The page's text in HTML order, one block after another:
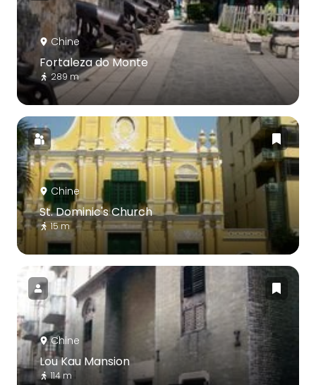
Chine
Fortaleza do Monte
289 m
Chine
St. Dominic's Church
15 m
Chine
Lou Kau Mansion
114 m